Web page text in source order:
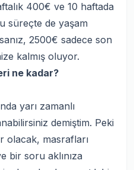
400€ ve 10 haftada
süreçte de yaşam
2500€ sadece son
kalmış oluyor.
ne kadar?
yarı zamanlı
demiştim. Peki
olacak, masrafları
bir soru aklınıza